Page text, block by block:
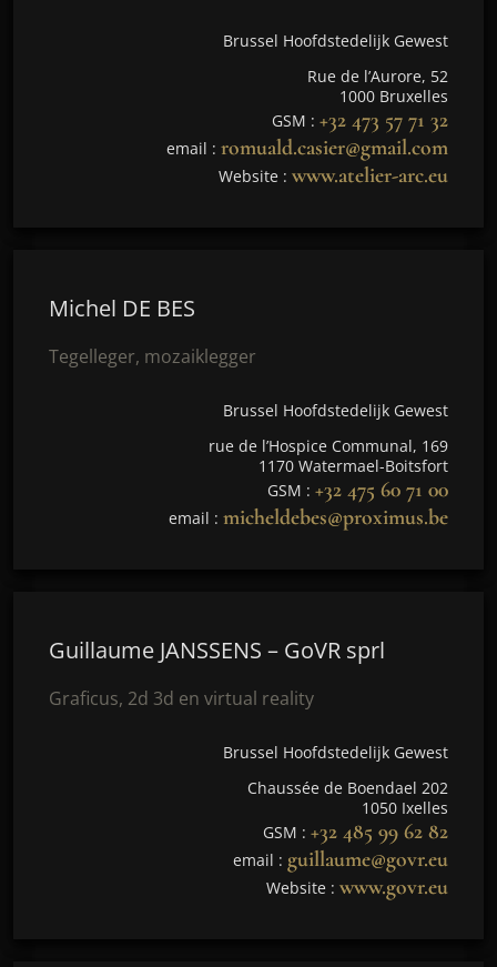
Brussel Hoofdstedelijk Gewest
Rue de l’Aurore, 52
1000 Bruxelles
GSM : +32 473 57 71 32
email : romuald.casier@gmail.com
Website : www.atelier-arc.eu
Michel DE BES
Tegelleger, mozaiklegger
Brussel Hoofdstedelijk Gewest
rue de l’Hospice Communal, 169
1170 Watermael-Boitsfort
GSM : +32 475 60 71 00
email : micheldebes@proximus.be
Guillaume JANSSENS – GoVR sprl
Graficus, 2d 3d en virtual reality
Brussel Hoofdstedelijk Gewest
Chaussée de Boendael 202
1050 Ixelles
GSM : +32 485 99 62 82
email : guillaume@govr.eu
Website : www.govr.eu